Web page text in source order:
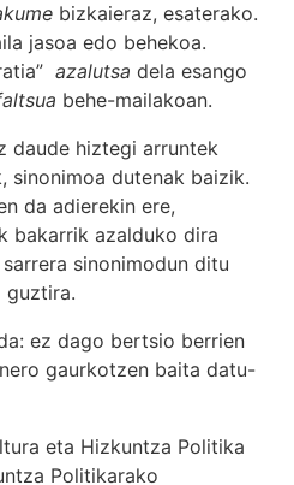
bizkaieraz, esaterako.
jasoa edo behekoa.
azalutsa dela esango
behe-mailakoan.
daude hiztegi arruntek
sinonimoa dutenak baizik.
da adierekin ere,
bakarrik azalduko dira
sinonimodun ditu
guztira.
ez dago bertsio berrien
gaurkotzen baita datu-
eta Hizkuntza Politika
Politikarako